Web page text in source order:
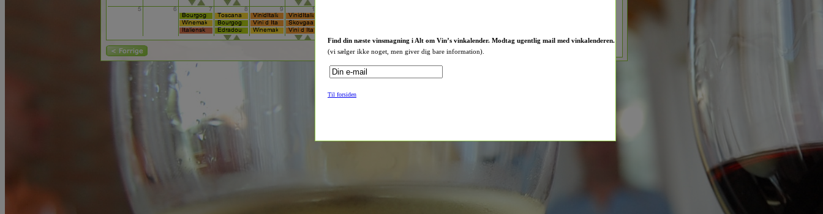
Find din næste vinsmagning i Alt om Vin’s vinkalender. Modtag ugentlig mail med vinkalenderen.
(vi sælger ikke noget, men giver dig bare information).
Til forsiden